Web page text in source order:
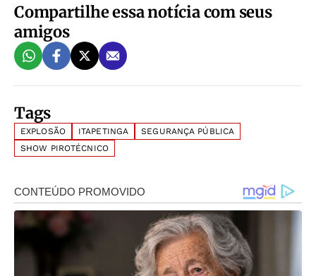
Compartilhe essa notícia com seus
amigos
Tags
EXPLOSÃO ITAPETINGA
SEGURANÇA PÚBLICA
SHOW PIROTÉCNICO